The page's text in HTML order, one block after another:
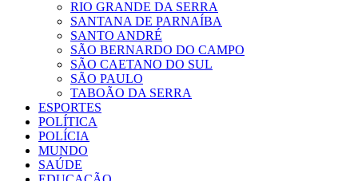
RIO GRANDE DA SERRA
SANTANA DE PARNAÍBA
SANTO ANDRÉ
SÃO BERNARDO DO CAMPO
SÃO CAETANO DO SUL
SÃO PAULO
TABOÃO DA SERRA
ESPORTES
POLÍTICA
POLÍCIA
MUNDO
SAÚDE